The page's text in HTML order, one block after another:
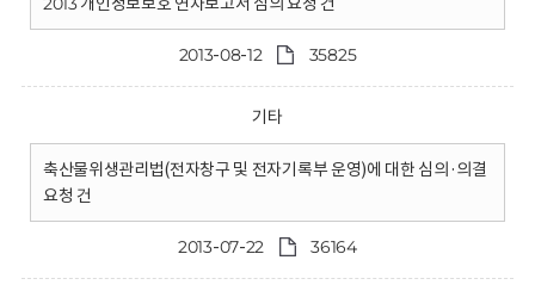
2013-08-12 35825
기타
축산물위생관리법(전자창구 및 전자기록부 운영)에 대한 심의·의결
요청 건
2013-07-22 36164